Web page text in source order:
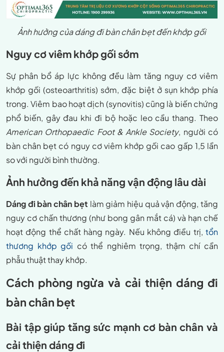
Ảnh hưởng của dáng đi bàn chân bẹt đến khớp gối
Nguy cơ viêm khớp gối sớm
Sự phân bổ áp lực không đều làm tăng nguy cơ viêm
khớp gối (osteoarthritis) sớm, đặc biệt ở sụn khớp phía
trong. Viêm bao hoạt dịch (synovitis) cũng là biến chứng
phổ biến, gây đau khi đi bộ hoặc leo cầu thang. Theo
American Orthopaedic Foot & Ankle Society, người có
bàn chân bẹt có nguy cơ viêm khớp gối cao gấp 1,5 lần
so với người bình thường.
Ảnh hưởng đến khả năng vận động lâu dài
Dáng đi bàn chân bẹt làm giảm hiệu quả vận động, tăng
nguy cơ chấn thương (như bong gân mắt cá) và hạn chế
hoạt động thể chất hàng ngày. Nếu không điều trị, tổn
thương khớp gối có thể nghiêm trọng, thậm chí cần
phẫu thuật thay khớp.
Cách phòng ngừa và cải thiện dáng đi
bàn chân bẹt
Bài tập giúp tăng sức mạnh cơ bàn chân và
cải thiện dáng đi